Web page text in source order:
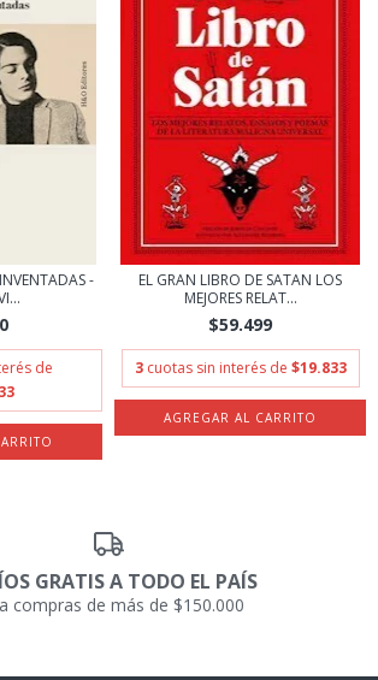
-
de
EL GRAN LIBRO DE SATAN LOS
MEJORES RELAT...
$59.499
3 cuotas sin interés de $19.833
GRATIS A TODO EL PAÍS
compras de más de $150.000